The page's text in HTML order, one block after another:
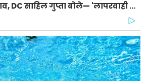
DC साहिल गुप्ता बोले— 'लापरवाही पर